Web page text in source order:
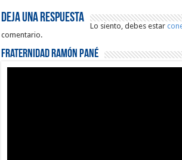
Deja una respuesta
Lo siento, debes estar
comentario.
Fraternidad Ramón Pané